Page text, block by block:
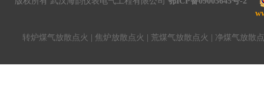
转炉煤气放散点火 焦炉放散点火 |荒煤气放散点火 净煤气放散